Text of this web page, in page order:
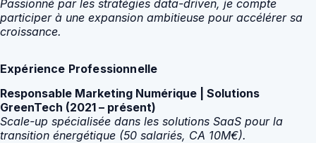
Passionné par les stratégies data-driven, je compte
participer à une expansion ambitieuse pour accélérer sa
croissance.
Expérience Professionnelle
Responsable Marketing Numérique | Solutions
GreenTech (2021 – présent)
Scale-up spécialisée dans les solutions SaaS pour la
transition énergétique (50 salariés, CA 10M€).